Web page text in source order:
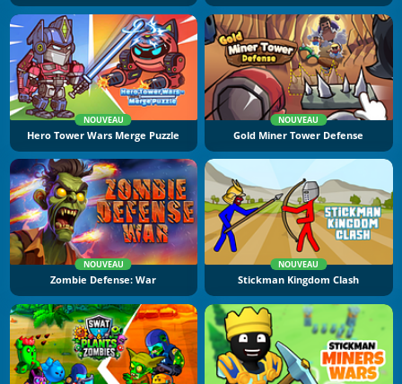
NOUVEAU
Hero Tower Wars Merge Puzzle
NOUVEAU
Gold Miner Tower Defense
NOUVEAU
Zombie Defense: War
NOUVEAU
Stickman Kingdom Clash